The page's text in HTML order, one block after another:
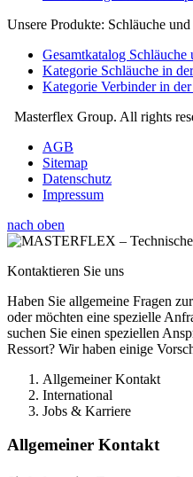
Unsere Produkte: Schläuche
Gesamtkatalog Schläuche
Kategorie Schläuche in
Kategorie Verbinder in
Masterflex Group. All rights
AGB
Sitemap
Datenschutz
Impressum
nach oben
Kontaktieren Sie uns
Haben Sie allgemeine Fragen
oder möchten eine spezielle
suchen Sie einen speziellen
Ressort? Wir haben einige
Allgemeiner Kontakt
International
Jobs & Karriere
Allgemeiner Kontakt